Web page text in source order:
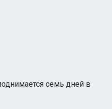
семь дней в